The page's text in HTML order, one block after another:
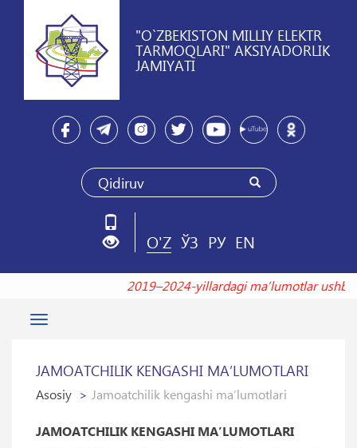
"O`ZBEKISTON MILLIY ELEKTR
TARMOQLARI" AKSIYADORLIK
JAMIYATI
O'Z ЎЗ РУ EN
2019–2024-yillardagi maʼlumotlar
Toggle
JAMOATCHILIK KENGASHI MAʼLUMOTLARI
Asosiy Jamoatchilik kengashi maʼlumotlari
JAMOATCHILIK KENGASHI MAʼLUMOTLARI